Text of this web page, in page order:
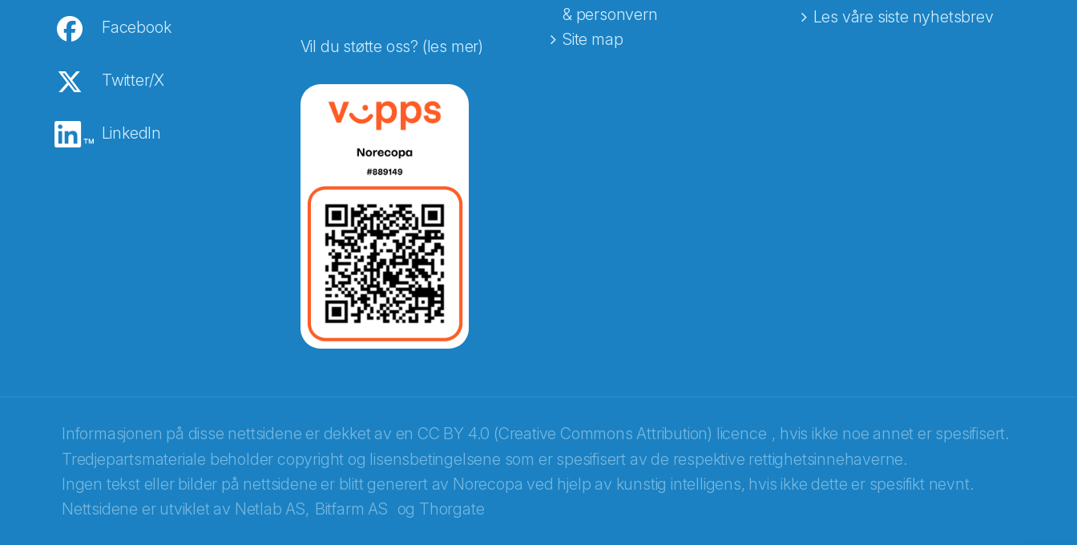
Facebook
Twitter/X
LinkedIn
Vil du støtte oss? (les mer)
& personvern
Site map
Les våre siste nyhetsbrev
Informasjonen på disse nettsidene er dekket av en CC BY 4.0 (Creative Commons Attribution) licence , hvis ikke noe annet er spesifisert.
Tredjepartsmateriale beholder copyright og lisensbetingelsene som er spesifisert av de respektive rettighetsinnehaverne.
Ingen tekst eller bilder på nettsidene er blitt generert av Norecopa ved hjelp av kunstig intelligens, hvis ikke dette er spesifikt nevnt.
Nettsidene er utviklet av Netlab AS, Bitfarm AS og Thorgate
Abonnér på nyhetsbrevene fra Norecopa